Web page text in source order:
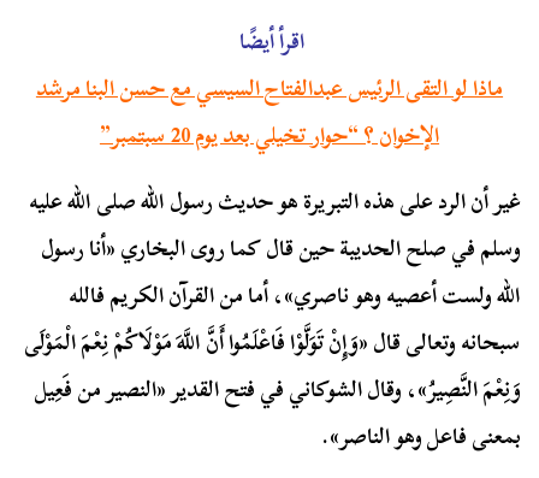
اقرأ أيضًا
ماذا لو التقى الرئيس عبدالفتاح السيسي مع حسن البنا مرشد
الإخوان ؟ “حوار تخيلي بعد يوم 20 سبتمبر”
غير أن الرد على هذه التبريرة هو حديث رسول الله صلى الله عليه
وسلم في صلح الحديبة حين قال كما روى البخاري «أنا رسول
الله ولست أعصيه وهو ناصري»، أما من القرآن الكريم فالله
سبحانه وتعالى قال «وَإِنْ تَوَلَّوْا فَاعْلَمُوا أَنَّ اللَّهَ مَوْلَاكُمْ نِعْمَ الْمَوْلَى
وَنِعْمَ النَّصِيرُ»، وقال الشوكاني في فتح القدير «النصير من فَعِيل
بمعنى فاعل وهو الناصر».